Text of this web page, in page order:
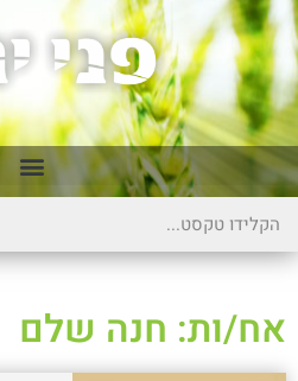
אח/ות: חנה שלם